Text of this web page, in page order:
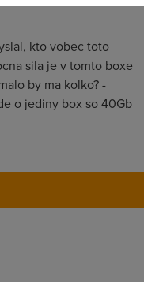
kto vobec toto
sila je v tomto boxe
by ma kolko? -
o jediny box so 40Gb